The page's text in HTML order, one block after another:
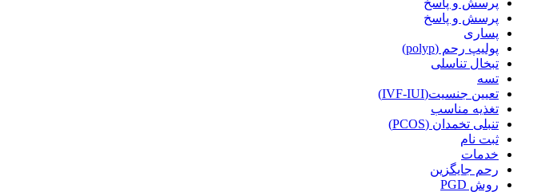
پرسش و پاسخ
پساری
پولیپ رحم (polyp)
تبخال تناسلی
تسه
تعیین جنسیت(IVF-IUI)
تغذیه مناسب
تنبلی تخمدان (PCOS)
ثبت نام
خدمات
رحم جایگزین
روش PGD